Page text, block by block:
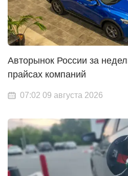
Авторынок России за
прайсах компаний
07:02 09 августа 2026